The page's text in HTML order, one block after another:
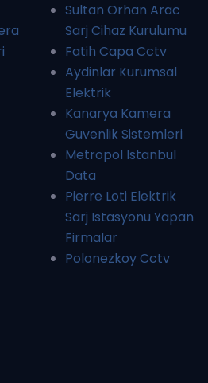
Sultan Orhan Arac
Sarj Cihaz Kurulumu
Fatih Capa Cctv
Aydinlar Kurumsal
Elektrik
Kanarya Kamera
Guvenlik Sistemleri
Metropol Istanbul
Data
Pierre Loti Elektrik
Sarj Istasyonu Yapan
Firmalar
Polonezkoy Cctv